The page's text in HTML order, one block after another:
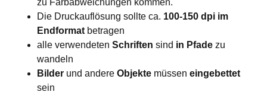
Die Druckauflösung sollte ca. 100-150 dpi im
Endformat betragen
alle verwendeten Schriften sind in Pfade zu
wandeln
Bilder und andere Objekte müssen eingebettet
sein